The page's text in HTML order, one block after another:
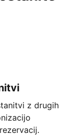
z drugih